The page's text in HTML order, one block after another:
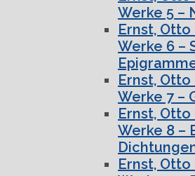
Werke 5 –
Ernst,
Werke 6 –
Ernst,
Werke 7 –
Ernst,
Werke 8 –
Ernst,